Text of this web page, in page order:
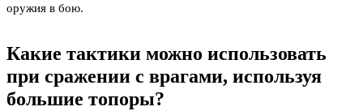
оружия в бою.
Какие тактики можно использовать
при сражении с врагами, используя
большие топоры?